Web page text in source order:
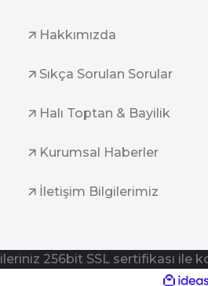
Hakkımızda
Sıkça Sorulan Sorular
Halı Toptan & Bayilik
Kurumsal Haberler
İletişim Bilgilerimiz
256bit SSL sertifikası ile